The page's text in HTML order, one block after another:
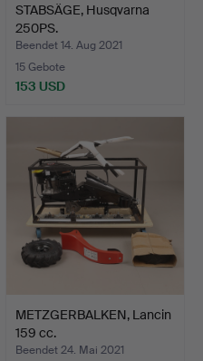
STABSÄGE, Husqvarna
250PS.
Beendet 14. Aug 2021
15 Gebote
153 USD
METZGERBALKEN, Lancin
159 cc.
Beendet 24. Mai 2021